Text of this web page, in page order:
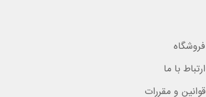
فروشگاه
ارتباط با ما
قوانین و مقررات